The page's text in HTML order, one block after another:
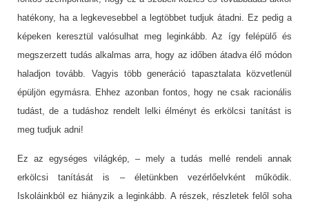
hatékony, ha a legkevesebbel a legtöbbet tudjuk átadni. Ez pedig a
képeken keresztül valósulhat meg leginkább. Az így felépülő és
megszerzett tudás alkalmas arra, hogy az időben átadva élő módon
haladjon tovább. Vagyis több generáció tapasztalata közvetlenül
épüljön egymásra. Ehhez azonban fontos, hogy ne csak racionális
tudást, de a tudáshoz rendelt lelki élményt és erkölcsi tanítást is
meg tudjuk adni!
Ez az egységes világkép, – mely a tudás mellé rendeli annak
erkölcsi tanítását is – életünkben vezérlőelvként működik.
Iskoláinkból ez hiányzik a leginkább. A részek, részletek felől soha